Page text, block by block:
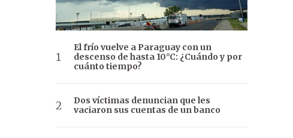
El frío vuelve a Paraguay con un
descenso de hasta 10°C: ¿Cuándo y por
cuánto tiempo?
Dos víctimas denuncian que les
vaciaron sus cuentas de un banco